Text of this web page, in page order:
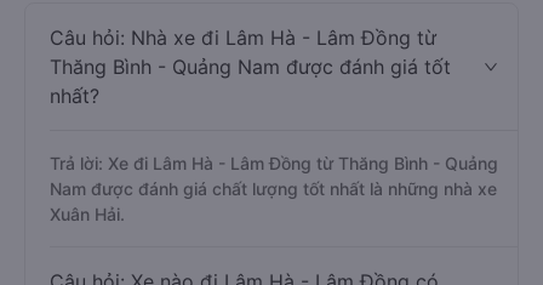
Câu hỏi: Nhà xe đi Lâm Hà - Lâm Đồng từ
Thăng Bình - Quảng Nam được đánh giá tốt
nhất?
Trả lời: Xe đi Lâm Hà - Lâm Đồng từ Thăng Bình - Quảng
Nam được đánh giá chất lượng tốt nhất là những nhà xe
Xuân Hải.